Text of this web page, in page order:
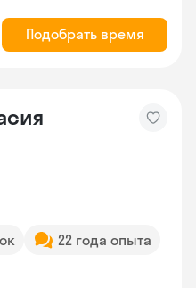
Подобрать время
22 года опыта